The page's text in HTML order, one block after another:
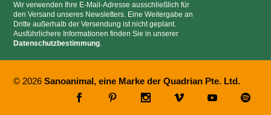
Wir verwenden Ihre E-Mail-Adresse ausschließlich für
den Versand unseres Newsletters. Eine Weitergabe an
Dritte außerhalb der Versendung ist nicht geplant.
Ausführlichere Informationen finden Sie in unserer
Datenschutzbestimmung.
© 2026Sanoanimal, eine Marke der Quadrian Pte. Ltd.